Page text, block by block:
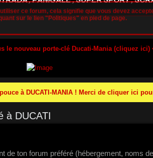
le nouveau porte-clé Ducati-Mania (cliquez ici)
à DUCATI-MANIA ! Merci de cliquer ici
à DUCATI
de ton forum préféré (hébergement, noms
ce forum, cela signifie que vous devez
sur le lien "Politiques" en pied de page.